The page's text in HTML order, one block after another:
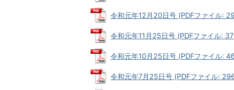
令和元年12月20日号 (PDFファイル:
令和元年11月25日号 (PDFファイル:
令和元年10月25日号 (PDFファイル:
令和元年7月25日号 (PDFファイル: